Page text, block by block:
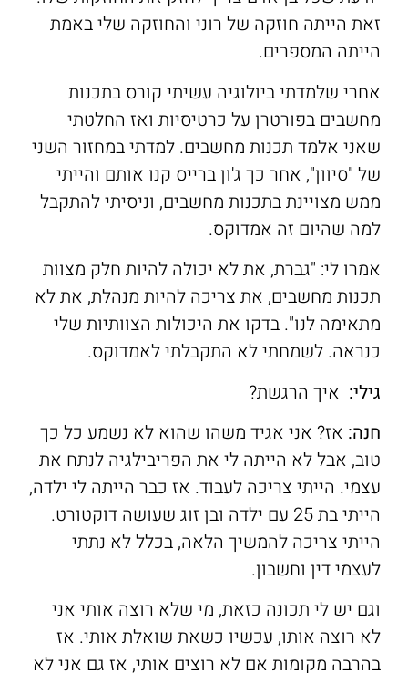
זאת הייתה חוזקה של רוני והחוזקה שלי באמת
הייתה המספרים.
אחרי שלמדתי ביולוגיה עשיתי קורס בתכנות
מחשבים בפורטרן על כרטיסיות ואז החלטתי
שאני אלמד תכנות מחשבים. למדתי במחזור השני
של "סיוון", אחר כך ג'ון ברייס קנו אותם והייתי
ממש מצויינת בתכנות מחשבים, וניסיתי להתקבל
למה שהיום זה אמדוקס.
אמרו לי: "גברת, את לא יכולה להיות חלק מצוות
תכנות מחשבים, את צריכה להיות מנהלת, את לא
מתאימה לנו". בדקו את היכולות הצוותיות שלי
כנראה. לשמחתי לא התקבלתי לאמדוקס.
גילי: איך הרגשת?
חנה: אז? אני אגיד משהו שהוא לא נשמע כל כך
טוב, אבל לא הייתה לי את הפריבילגיה לנתח את
עצמי. הייתי צריכה לעבוד. אז כבר הייתה לי ילדה,
הייתי בת 25 עם ילדה ובן זוג שעושה דוקטורט.
הייתי צריכה להמשיך הלאה, בכלל לא נתתי
לעצמי דין וחשבון.
וגם יש לי תכונה כזאת, מי שלא רוצה אותי אני
לא רוצה אותו, עכשיו כשאת שואלת אותי. אז
בהרבה מקומות אם לא רוצים אותי, אז גם אני לא